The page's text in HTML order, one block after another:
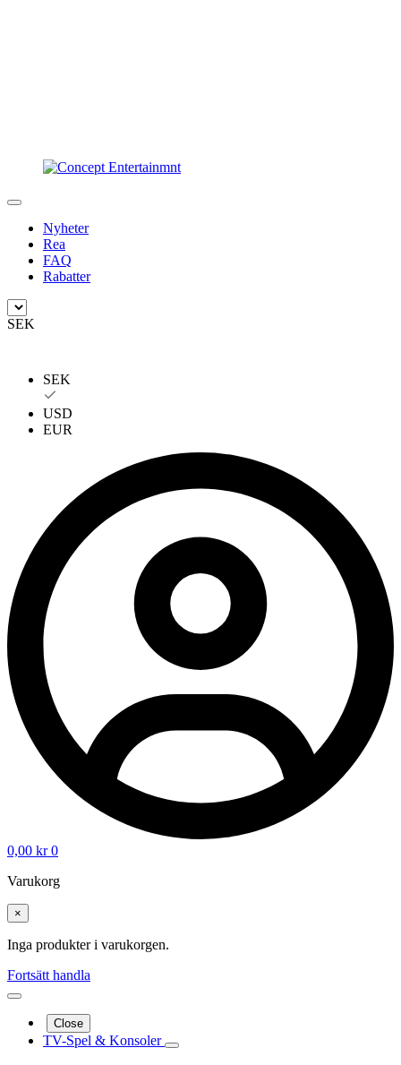
Nyheter
Rea
FAQ
Rabatter
SEK
SEK
USD
EUR
0,00 kr 0
Varukorg
×
Inga produkter i varukorgen.
Fortsätt handla
Close
TV-Spel & Konsoler